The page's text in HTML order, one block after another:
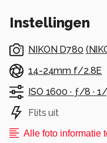
Instellingen
NIKON D780 (
14-24mm f/2.8E
ISO 1600 · ƒ/8 · 1/
Flits uit
Alle foto informatie